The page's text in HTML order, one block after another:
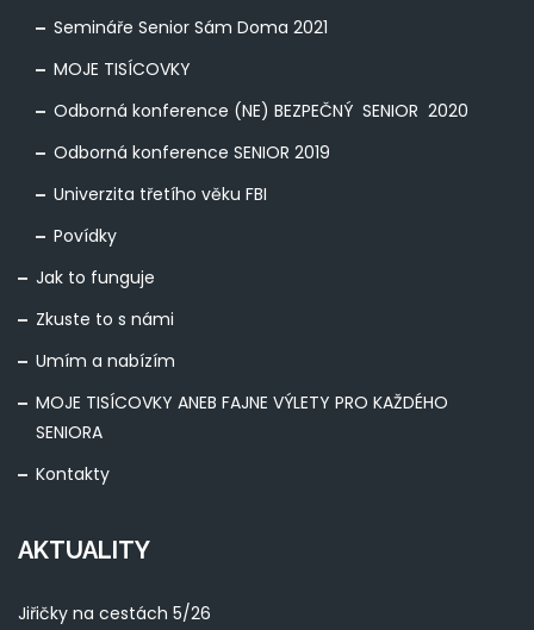
Semináře Senior Sám Doma 2021
MOJE TISÍCOVKY
Odborná konference (NE) BEZPEČNÝ SENIOR 2020
Odborná konference SENIOR 2019
Univerzita třetího věku FBI
Povídky
Jak to funguje
Zkuste to s námi
Umím a nabízím
MOJE TISÍCOVKY ANEB FAJNE VÝLETY PRO KAŽDÉHO
SENIORA
Kontakty
AKTUALITY
Jiřičky na cestách 5/26